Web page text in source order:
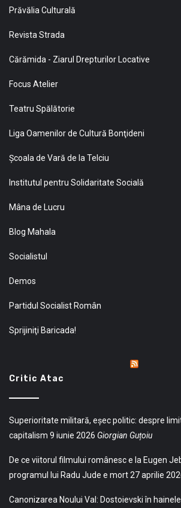
Prăvălia Culturală
Revista Strada
Cărămida - Ziarul Drepturilor Locative
Focus Atelier
Teatru Spălătorie
Liga Oamenilor de Cultură Bonţideni
Şcoala de Vară de la Telciu
Institutul pentru Solidaritate Socială
Mâna de Lucru
Blog Mahala
Socialistul
Demos
Partidul Socialist Român
Sprijiniţi Baricada!
Critic Atac
Superioritate militară, eșec politic: despre
capitalism 9 iunie 2026 Giorgian Guțoiu
De ce viitorul filmului românesc e la Eugen
programul lui Radu Jude e mort27 aprilie
Canonizarea Noului Val: Dostoievski în